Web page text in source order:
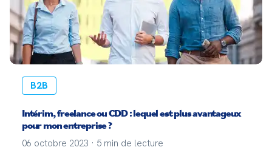
B2B
Intérim, freelance ou CDD : lequel est plus avantageux
pour mon entreprise ?
06 octobre 2023 · 5 min de lecture